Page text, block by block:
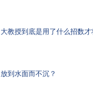
大教授到底是用了什么招数才将
放到水面而不沉？